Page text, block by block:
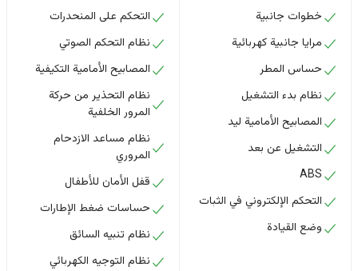
خطوات جانبية
مرايا جانبية كهربائية
حساس المطر
نظام بدء التشغيل
المصابيح الأمامية ليد
التشغيل عن بعد
ABS
التحكم الإلكتروني في الثبات
وضع القيادة
التحكم على المنحدرات
نظام التحكم الصوتي
المصابيح الأمامية التكيفية
نظام التحذير من حركة
المرور الخلفية
نظام مساعد الازدحام
المروري
قفل الأمان للأطفال
حساسات ضغط الإطارات
نظام تنبيه السائق
نظام التوجيه الكهربائي